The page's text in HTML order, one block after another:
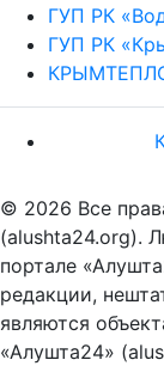
ГУП РК
ГУП РК
© 2026 Все
(alushta24.org).
портале
редакции,
являются
«Алушта24»